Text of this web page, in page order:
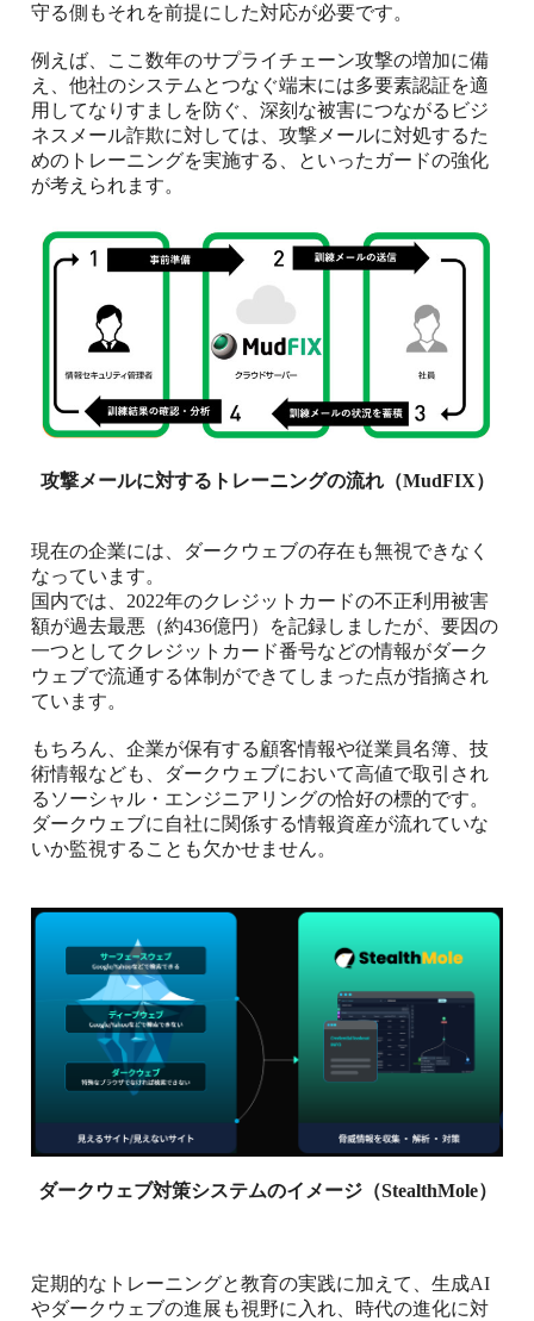
守る側もそれを前提にした対応が必要です。
例えば、ここ数年のサプライチェーン攻撃の増加に備
え、他社のシステムとつなぐ端末には多要素認証を適
用してなりすましを防ぐ、深刻な被害につながるビジ
ネスメール詐欺に対しては、攻撃メールに対処するた
めのトレーニングを実施する、といったガードの強化
が考えられます。
攻撃メールに対するトレーニングの流れ（MudFIX）
現在の企業には、 ダークウェブの存在も無視できなく
なっています。
国内では、 2022年のクレジットカードの不正利用被害
額が過去最悪（約436億円）を記録しましたが、要因の
一つとしてクレジットカード番号などの情報がダーク
ウェブで流通する体制ができてしまった点が指摘され
ています。
もちろん、企業が保有する顧客情報や従業員名簿、技
術情報なども、ダークウェブにおいて高値で取引され
るソーシャル・エンジニアリングの恰好の標的です。
ダークウェブに自社に関係する情報資産が流れていな
いか監視することも欠かせません。
ダークウェブ対策システムのイメージ（StealthMole）
定期的なトレーニングと教育の実践に加えて、生成AI
やダークウェブの進展も視野に入れ、時代の進化に対